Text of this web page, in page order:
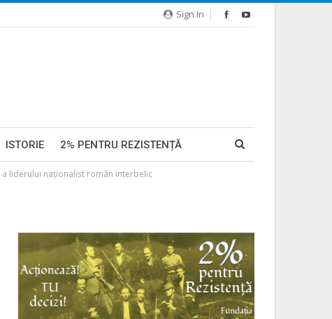
Sign In
ISTORIE 2% PENTRU REZISTENȚĂ
liderului naționalist român interbelic